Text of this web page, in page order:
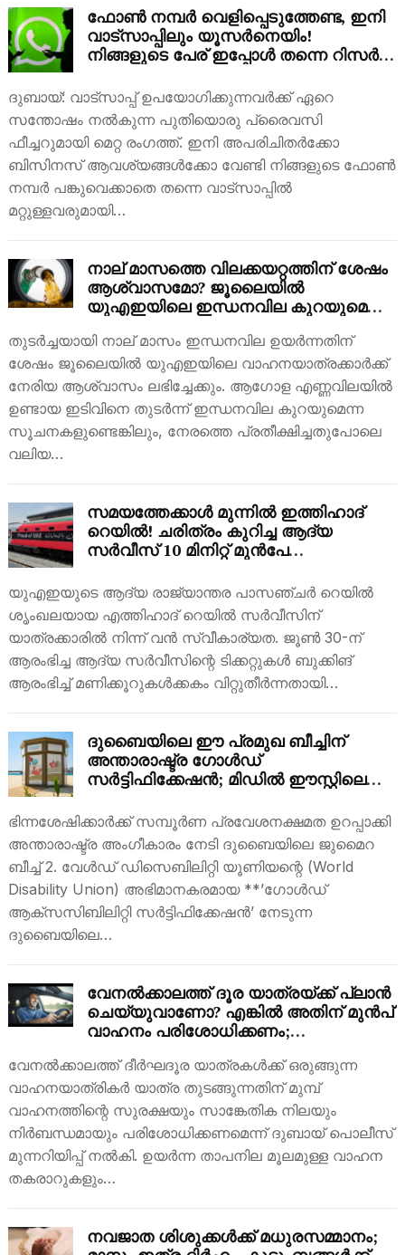
ഫോൺ നമ്പർ വെളിപ്പെടുത്തേണ്ട, ഇനി
വാട്‌സാപ്പിലും യൂസർനെയിം!
നിങ്ങളുടെ പേര് ഇപ്പോൾ തന്നെ റിസർവ്
ദുബായ്: വാട്‌സാപ്പ് ഉപയോഗിക്കുന്നവർക്ക് ഏറെ
സന്തോഷം നൽകുന്ന പുതിയൊരു പ്രൈവസി
ഫീച്ചറുമായി മെറ്റ രംഗത്ത്. ഇനി അപരിചിതർക്കോ
ബിസിനസ് ആവശ്യങ്ങൾക്കോ വേണ്ടി നിങ്ങളുടെ ഫോൺ
നമ്പർ പങ്കുവെക്കാതെ തന്നെ വാട്‌സാപ്പിൽ
മറ്റുള്ളവരുമായി…
നാല് മാസത്തെ വിലക്കയറ്റത്തിന് ശേഷം
ആശ്വാസമോ? ജൂലൈയിൽ
യുഎഇയിലെ ഇന്ധനവില കുറയുമെന്ന
തുടർച്ചയായി നാല് മാസം ഇന്ധനവില ഉയർന്നതിന്
ശേഷം ജൂലൈയിൽ യുഎഇയിലെ വാഹനയാത്രക്കാർക്ക്
നേരിയ ആശ്വാസം ലഭിച്ചേക്കും. ആഗോള എണ്ണവിലയിൽ
ഉണ്ടായ ഇടിവിനെ തുടർന്ന് ഇന്ധനവില കുറയുമെന്ന
സൂചനകളുണ്ടെങ്കിലും, നേരത്തെ പ്രതീക്ഷിച്ചതുപോലെ
വലിയ…
സമയത്തേക്കാൾ മുന്നിൽ ഇത്തിഹാദ്
റെയിൽ! ചരിത്രം കുറിച്ച ആദ്യ
സർവീസ് 10 മിനിറ്റ് മുൻപേ
യാത്രക്കാർക്ക് ‘സൗജന്യ പാക്കറ്റ്’
യുഎഇയുടെ ആദ്യ രാജ്യാന്തര പാസഞ്ചർ റെയിൽ
ശൃംഖലയായ എത്തിഹാദ് റെയിൽ സർവീസിന്
യാത്രക്കാരിൽ നിന്ന് വൻ സ്വീകാര്യത. ജൂൺ 30-ന്
ആരംഭിച്ച ആദ്യ സർവീസിന്റെ ടിക്കറ്റുകൾ ബുക്കിങ്
ആരംഭിച്ച് മണിക്കൂറുകൾക്കകം വിറ്റുതീർന്നതായി…
ദുബൈയിലെ ഈ പ്രമുഖ ബീച്ചിന്
അന്താരാഷ്ട്ര ഗോൾഡ്
സർട്ടിഫിക്കേഷൻ; മിഡിൽ ഈസ്റ്റിലെ
ഭിന്നശേഷിക്കാർക്ക് സമ്പൂർണ പ്രവേശനക്ഷമത ഉറപ്പാക്കി
അന്താരാഷ്ട്ര അംഗീകാരം നേടി ദുബൈയിലെ ജുമൈറ
ബീച്ച് 2. വേൾഡ് ഡിസെബിലിറ്റി യൂണിയന്റെ (World
Disability Union) അഭിമാനകരമായ **’ഗോൾഡ്
ആക്‌സസിബിലിറ്റി സർട്ടിഫിക്കേഷൻ’ നേടുന്ന
ദുബൈയിലെ…
വേനൽക്കാലത്ത് ദൂര യാത്രയ്ക്ക് പ്ലാൻ
ചെയ്യുവാണോ? എങ്കിൽ അതിന് മുൻപ്
വാഹനം പരിശോധിക്കണം;
വേനൽക്കാലത്ത് ദീർഘദൂര യാത്രകൾക്ക് ഒരുങ്ങുന്ന
വാഹനയാത്രികർ യാത്ര തുടങ്ങുന്നതിന് മുമ്പ്
വാഹനത്തിന്റെ സുരക്ഷയും സാങ്കേതിക നിലയും
നിർബന്ധമായും പരിശോധിക്കണമെന്ന് ദുബായ് പൊലീസ്
മുന്നറിയിപ്പ് നൽകി. ഉയർന്ന താപനില മൂലമുള്ള വാഹന
തകരാറുകളും…
നവജാത ശിശുക്കൾക്ക് മധുരസമ്മാനം;